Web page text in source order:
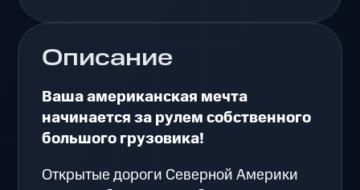
Описание
Ваша американская мечта
начинается за рулем собственного
большого грузовика!
Открытые дороги Северной Америки